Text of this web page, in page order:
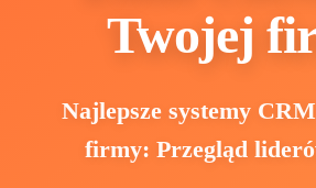
Twojej
Najlepsze systemy
firmy: Przegląd